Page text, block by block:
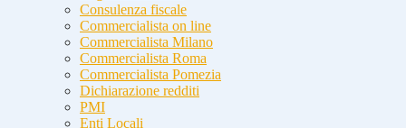
Consulenza fiscale
Commercialista on line
Commercialista Milano
Commercialista Roma
Commercialista Pomezia
Dichiarazione redditi
PMI
Enti Locali